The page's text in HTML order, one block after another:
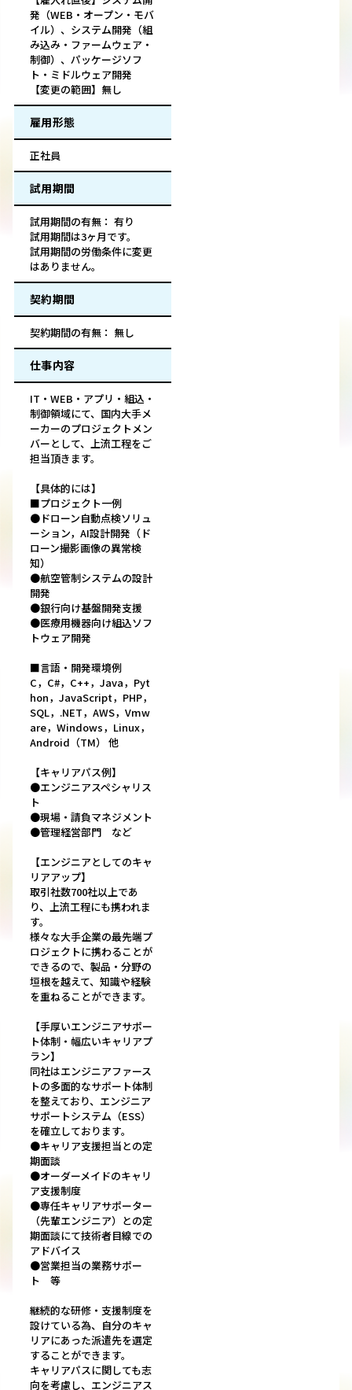
発（WEB・オープン・モバ
イル）、システム開発（組
み込み・ファームウェア・
制御）、パッケージソフ
ト・ミドルウェア開発
【変更の範囲】無し
雇用形態
正社員
試用期間
試用期間の有無： 有り
試用期間は3ヶ月です。
試用期間の労働条件に変更
はありません。
契約期間
契約期間の有無： 無し
仕事内容
IT・WEB・アプリ・組込・
制御領域にて、国内大手メ
ーカーのプロジェクトメン
バーとして、上流工程をご
担当頂きます。
【具体的には】
■プロジェクト一例
●ドローン自動点検ソリュ
ーション，AI設計開発（ド
ローン撮影画像の異常検
知）
●航空管制システムの設計
開発
●銀行向け基盤開発支援
●医療用機器向け組込ソフ
トウェア開発
■言語・開発環境例
C，C#，C++，Java，Pyt
hon，JavaScript，PHP，
SQL，.NET，AWS，Vmw
are，Windows，Linux，
Android（TM） 他
【キャリアパス例】
●エンジニアスペシャリス
ト
●現場・請負マネジメント
●管理経営部門 など
【エンジニアとしてのキャ
リアアップ】
取引社数700社以上であ
り、上流工程にも携われま
す。
様々な大手企業の最先端プ
ロジェクトに携わることが
できるので、製品・分野の
垣根を越えて、知識や経験
を重ねることができます。
【手厚いエンジニアサポー
ト体制・幅広いキャリアプ
ラン】
同社はエンジニアファース
トの多面的なサポート体制
を整えており、エンジニア
サポートシステム（ESS）
を確立しております。
●キャリア支援担当との定
期面談
●オーダーメイドのキャリ
ア支援制度
●専任キャリアサポーター
（先輩エンジニア）との定
期面談にて技術者目線での
アドバイス
●営業担当の業務サポー
ト 等
継続的な研修・支援制度を
設けている為、自分のキャ
リアにあった派遣先を選定
することができます。
キャリアパスに関しても志
向を考慮し、エンジニアス